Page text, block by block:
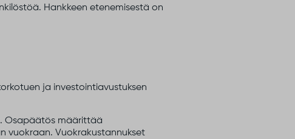
Hankkeen etenemisestä on
ja investointiavustuksen
Osapäätös määrittää
vuokraan. Vuokrakustannukset